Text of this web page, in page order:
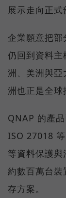
展示走向正式
企業願意把
仍回到資料
洲、美洲與
洲也正是全球
QNAP 的產
ISO 27018
等資料保護
約數百萬台
存方案。